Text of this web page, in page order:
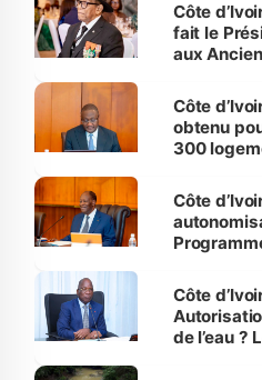
Côte
fait le
aux
Côte
obtenu
300
et
Côte
Côte
de l’eau ?